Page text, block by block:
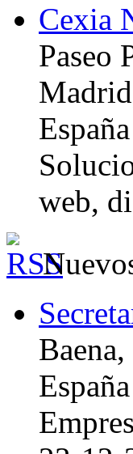
Cexia
Paseo
España
web,
España